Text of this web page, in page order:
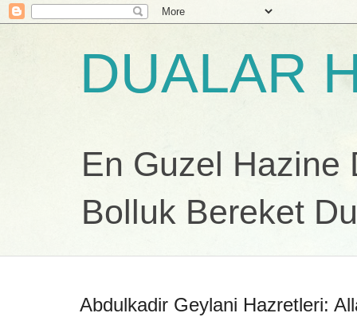
DUALAR
En Guzel Hazine
Bolluk Bereket
Abdulkadir Geylani Hazretleri: